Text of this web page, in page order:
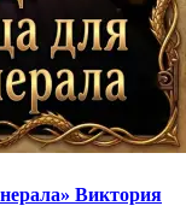
Виктория